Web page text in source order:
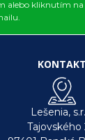
alebo kliknutím
KONTAKT
Lešenia,
Tajovského